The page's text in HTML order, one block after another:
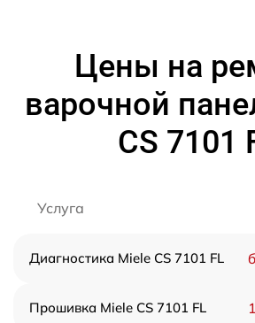
Цены на
варочной
CS 7101
Услуга
Диагностика Miele CS 7101 FL
Прошивка Miele CS 7101 FL